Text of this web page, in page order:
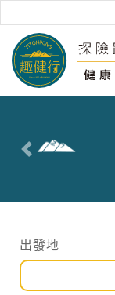
往前
出發地